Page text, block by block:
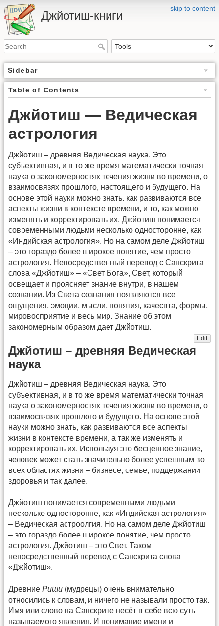
skip to content
Джйотиш-книги
Sidebar
Table of Contents
Джйотиш — Ведическая
астрология
Джйотиш – древняя Ведическая наука. Это
субъективная, и в то же время математически точная
наука о закономерностях течения жизни во времени, о
взаимосвязях прошлого, настоящего и будущего. На
основе этой науки можно знать, как развиваются все
аспекты жизни в контексте времени, и то, как можно
изменять и корректировать их. Джйотиш понимается
современными людьми несколько односторонне, как
«Индийская астрология». Но на самом деле Джйотиш
– это гораздо более широкое понятие, чем просто
астрология. Непосредственный перевод с Санскрита
слова «Джйотиш» – «Свет Бога», Свет, который
освещает и проясняет знание внутри, в нашем
сознании. Из Света сознания появляются все
ощущения, эмоции, мысли, понятия, качесвта, формы,
мировосприятие и весь мир. Знание об этом
закономерным образом дает Джйотиш.
Edit
Джйотиш – древняя Ведическая
наука
Джйотиш – древняя Ведическая наука. Это
субъективная, и в то же время математически точная
наука о закономерностях течения жизни во времени, о
взаимосвязях прошлого и будущего. На основе этой
науки можно знать, как развиваются все аспекты
жизни в контексте времени, а так же изменять и
корректировать их. Используя это бесценное знание,
человек может стать значительно более успешным во
всех областях жизни – бизнесе, семье, поддержании
здоровья и так далее.
Джйотиш понимается современными людьми
несколько односторонне, как «Индийская астрология»
– Ведическая астроолгия. Но на самом деле Джйотиш
– это гораздо более широкое понятие, чем просто
астрология. Джйотиш – это Свет. Таком
непосредственный перевод с Санскрита слова
«Джйотиш».
Древние Риши (мудрецы) очень внимательно
относились к словам, и ничего не называли просто так.
Имя или слово на Санскрите несёт в себе всю суть
называемого явления. И понимание имени и